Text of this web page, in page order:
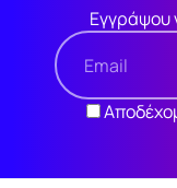
Εγγράψου